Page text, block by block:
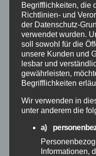
August 2026
Juli 2026
Juni 2026
März 2026
Begrifflichkeiten, die
Richtlinien- und
der Datenschutz-
verwendet wurden.
soll sowohl für die
unsere Kunden und
lesbar und
gewährleisten,
Begrifflichkeiten
Wir verwenden in
unter anderem die
a)
Informationen,